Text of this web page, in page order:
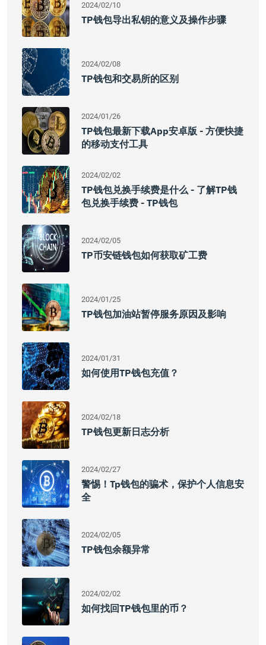
2024/02/10
TP钱包导出私钥的意义及操作步骤
2024/02/08
TP钱包和交易所的区别
2024/01/26
TP钱包最新下载App安卓版 - 方便快捷
的移动支付工具
2024/02/02
TP钱包兑换手续费是什么 - 了解TP钱
包兑换手续费 - TP钱包
2024/02/05
TP币安链钱包如何获取矿工费
2024/01/25
TP钱包加油站暂停服务原因及影响
2024/01/31
如何使用TP钱包充值？
2024/02/18
TP钱包更新日志分析
2024/02/27
警惕！tp钱包的骗术，保护个人信息安
全
2024/02/05
TP钱包余额异常
2024/02/02
如何找回TP钱包里的币？